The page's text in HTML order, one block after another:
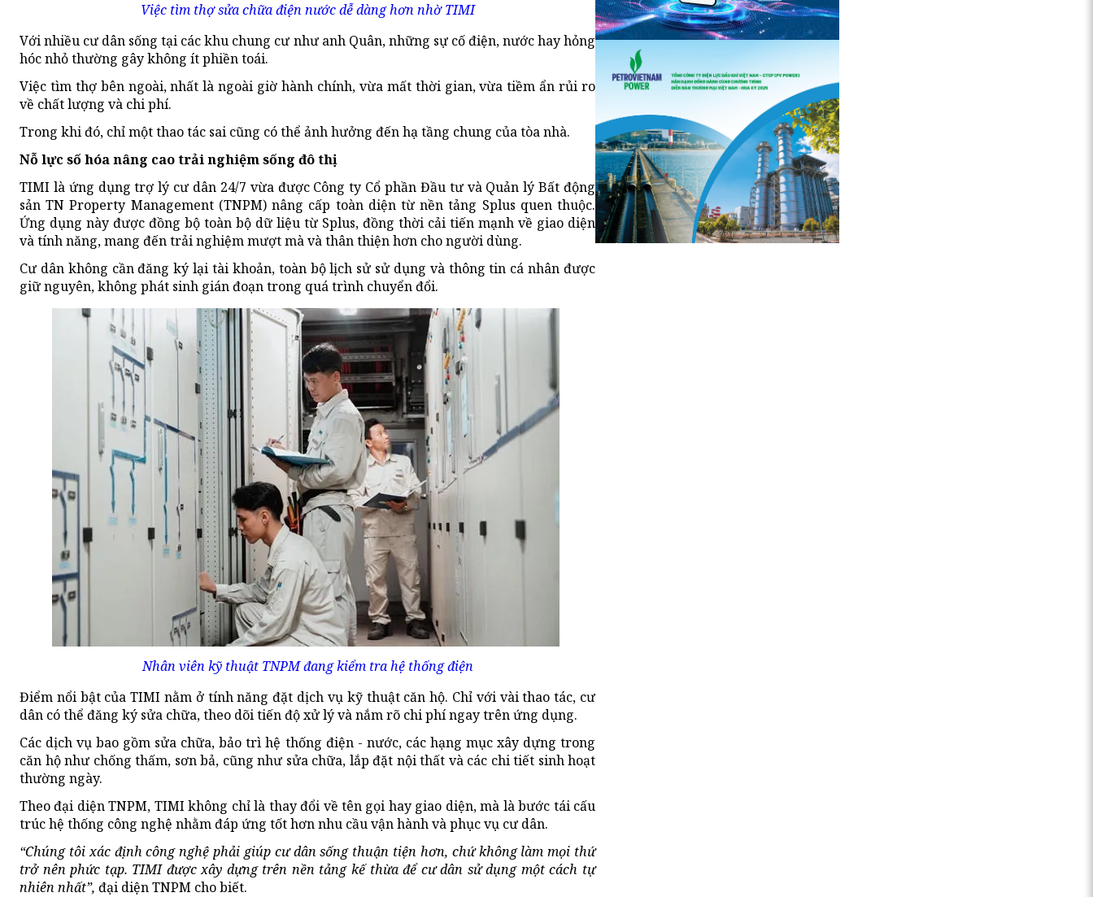
Việc tìm thợ sửa chữa điện nước dễ dàng hơn nhờ TIMI
Với nhiều cư dân sống tại các khu chung cư như anh Quân, những sự cố điện, nước hay hỏng
hóc nhỏ thường gây không ít phiền toái.
Việc tìm thợ bên ngoài, nhất là ngoài giờ hành chính, vừa mất thời gian, vừa tiềm ẩn rủi ro
về chất lượng và chi phí.
Trong khi đó, chỉ một thao tác sai cũng có thể ảnh hưởng đến hạ tầng chung của tòa nhà.
Nỗ lực số hóa nâng cao trải nghiệm sống đô thị
TIMI là ứng dụng trợ lý cư dân 24/7 vừa được Công ty Cổ phần Đầu tư và Quản lý Bất động
sản TN Property Management (TNPM) nâng cấp toàn diện từ nền tảng Splus quen thuộc.
Ứng dụng này được đồng bộ toàn bộ dữ liệu từ Splus, đồng thời cải tiến mạnh về giao diện
và tính năng, mang đến trải nghiệm mượt mà và thân thiện hơn cho người dùng.
Cư dân không cần đăng ký lại tài khoản, toàn bộ lịch sử sử dụng và thông tin cá nhân được
giữ nguyên, không phát sinh gián đoạn trong quá trình chuyển đổi.
Nhân viên kỹ thuật TNPM đang kiểm tra hệ thống điện
Điểm nổi bật của TIMI nằm ở tính năng đặt dịch vụ kỹ thuật căn hộ. Chỉ với vài thao tác, cư
dân có thể đăng ký sửa chữa, theo dõi tiến độ xử lý và nắm rõ chi phí ngay trên ứng dụng.
Các dịch vụ bao gồm sửa chữa, bảo trì hệ thống điện - nước, các hạng mục xây dựng trong
căn hộ như chống thấm, sơn bả, cũng như sửa chữa, lắp đặt nội thất và các chi tiết sinh hoạt
thường ngày.
Theo đại diện TNPM, TIMI không chỉ là thay đổi về tên gọi hay giao diện, mà là bước tái cấu
trúc hệ thống công nghệ nhằm đáp ứng tốt hơn nhu cầu vận hành và phục vụ cư dân.
“Chúng tôi xác định công nghệ phải giúp cư dân sống thuận tiện hơn, chứ không làm mọi thứ
trở nên phức tạp. TIMI được xây dựng trên nền tảng kế thừa để cư dân sử dụng một cách tự
nhiên nhất”, đại diện TNPM cho biết.